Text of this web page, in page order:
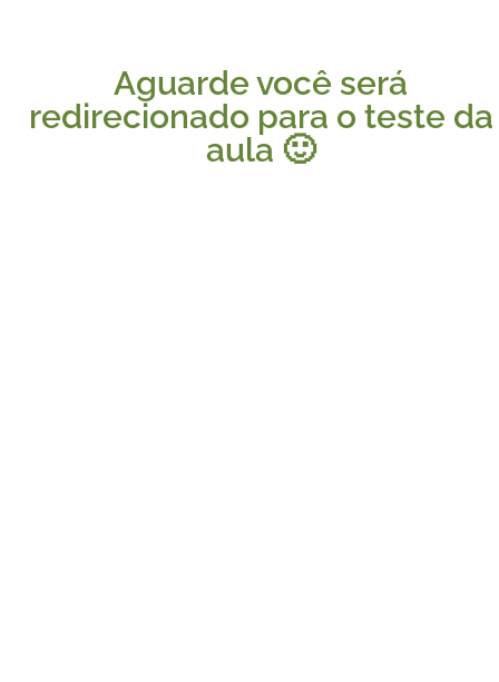
Aguarde você será
redirecionado para o teste da
aula 🙂